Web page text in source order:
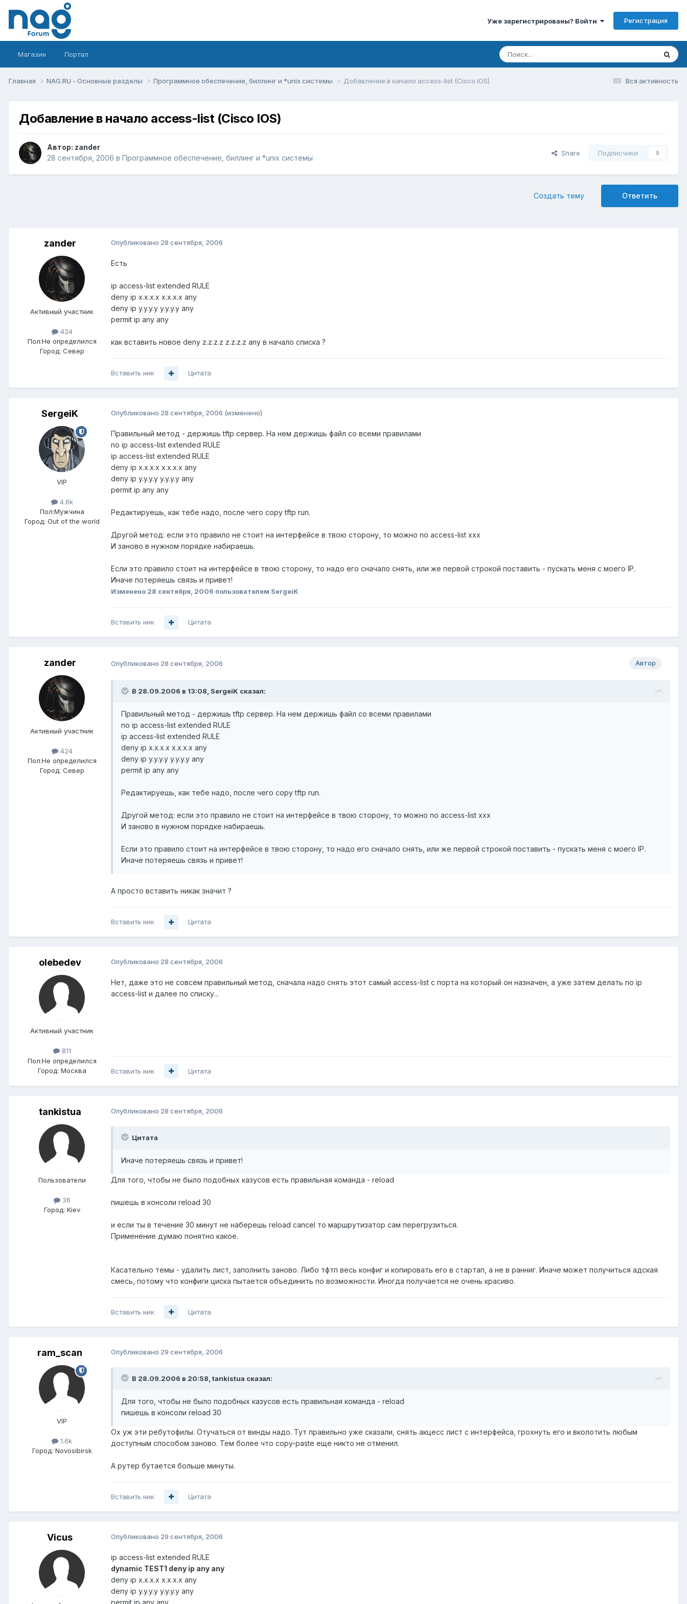
Уже зарегистрированы? Войти Регистрация
Магазин Портал
Вся активность
Главная NAG.RU - Основные разделы Программное обеспечение, биллинг и *unix системы Добавление в начало access-list (Cisco IOS)
Добавление в начало access-list (Cisco IOS)
Автор: zander
28 сентября, 2006 в Программное обеспечение, биллинг и *unix системы
Share Подписчики 0
Ответить
Создать тему
zander
Активный участник
424
Пол:Не определился
Город: Север
Опубликовано 28 сентября, 2006
Есть
ip access-list extended RULE
deny ip x.x.x.x x.x.x.x any
deny ip y.y.y.y y.y.y.y any
permit ip any any
как вставить новое deny z.z.z.z z.z.z.z any в начало списка ?
Вставить ник Цитата
SergeiK
VIP
4.6k
Пол:Мужчина
Город: Out of the world
Опубликовано 28 сентября, 2006 (изменено)
Правильный метод - держишь tftp сервер. На нем держишь файл со всеми правилами
no ip access-list extended RULE
ip access-list extended RULE
deny ip x.x.x.x x.x.x.x any
deny ip y.y.y.y y.y.y.y any
permit ip any any
Редактируешь, как тебе надо, после чего copy tftp run.
Другой метод: если это правило не стоит на интерфейсе в твою сторону, то можно no access-list xxx
И заново в нужном порядке набираешь.
Если это правило стоит на интерфейсе в твою сторону, то надо его сначало снять, или же первой строкой поставить - пускать меня с моего IP.
Иначе потеряешь связь и привет!
Изменено 28 сентября, 2006 пользователем SergeiK
Вставить ник Цитата
zander
Активный участник
424
Пол:Не определился
Город: Север
Автор
Опубликовано 28 сентября, 2006
В 28.09.2006 в 13:08, SergeiK сказал:
Правильный метод - держишь tftp сервер. На нем держишь файл со всеми правилами
no ip access-list extended RULE
ip access-list extended RULE
deny ip x.x.x.x x.x.x.x any
deny ip y.y.y.y y.y.y.y any
permit ip any any
Редактируешь, как тебе надо, после чего copy tftp run.
Другой метод: если это правило не стоит на интерфейсе в твою сторону, то можно no access-list xxx
И заново в нужном порядке набираешь.
Если это правило стоит на интерфейсе в твою сторону, то надо его сначало снять, или же первой строкой поставить - пускать меня с моего IP.
Иначе потеряешь связь и привет!
А просто вставить никак значит ?
Вставить ник Цитата
olebedev
Активный участник
811
Пол:Не определился
Город: Москва
Опубликовано 28 сентября, 2006
Нет, даже это не совсем правильный метод, сначала надо снять этот самый access-list с порта на который он назначен, а уже затем делать no ip
access-list и далее по списку...
Вставить ник Цитата
tankistua
Пользователи
36
Город: Kiev
Опубликовано 28 сентября, 2006
Цитата
Иначе потеряешь связь и привет!
Для того, чтобы не было подобных казусов есть правильная команда - reload
пишешь в консоли reload 30
и если ты в течение 30 минут не наберешь reload cancel то маршрутизатор сам перегрузиться.
Применение думаю понятно какое.
Касательно темы - удалить лист, заполнить заново. Либо тфтп весь конфиг и копировать его в стартап, а не в ранниг. Иначе может получиться адская
смесь, потому что конфиги циска пытается объединить по возможности. Иногда получается не очень красиво.
Вставить ник Цитата
ram_scan
VIP
1.6k
Город: Novosibirsk
Опубликовано 29 сентября, 2006
В 28.09.2006 в 20:58, tankistua сказал:
Для того, чтобы не было подобных казусов есть правильная команда - reload
пишешь в консоли reload 30
Ох уж эти ребутофилы. Отучаться от винды надо. Тут правильно уже сказали, снять акцесс лист с интерфейса, грохнуть его и вколотить любым
доступным способом заново. Тем более что copy-paste еще никто не отменил.
А рутер бутается больше минуты.
Вставить ник Цитата
Vicus Опубликовано 29 сентября, 2006
ip access-list extended RULE
dynamic TEST1 deny ip any any
deny ip x.x.x.x x.x.x.x any
deny ip y.y.y.y y.y.y.y any
permit ip any any